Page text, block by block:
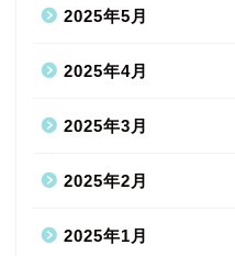
2025年5月
2025年4月
2025年3月
2025年2月
2025年1月